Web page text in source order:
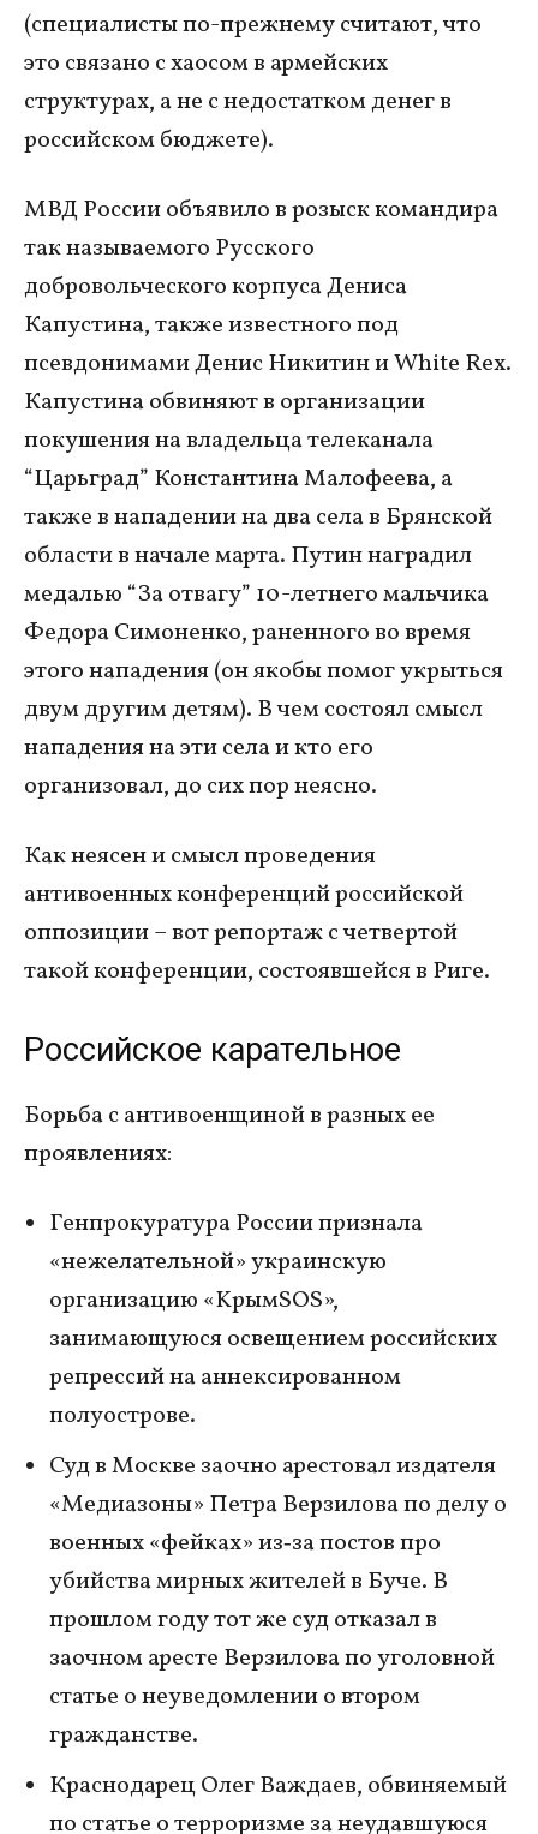
(специалисты по-прежнему считают, что
это связано с хаосом в армейских
структурах, а не с недостатком денег в
российском бюджете).
МВД России объявило в розыск командира
так называемого Русского
добровольческого корпуса Дениса
Капустина, также известного под
псевдонимами Денис Никитин и White Rex.
Капустина обвиняют в организации
покушения на владельца телеканала
“Царьград” Константина Малофеева, а
также в нападении на два села в Брянской
области в начале марта. Путин наградил
медалью “За отвагу” 10-летнего мальчика
Федора Симоненко, раненного во время
этого нападения (он якобы помог укрыться
двум другим детям). В чем состоял смысл
нападения на эти села и кто его
организовал, до сих пор неясно.
Как неясен и смысл проведения
антивоенных конференций российской
оппозиции – вот репортаж с четвертой
такой конференции, состоявшейся в Риге.
Российское карательное
Борьба с антивоенщиной в разных ее
проявлениях:
Генпрокуратура России признала
«нежелательной» украинскую
организацию «KpымSOS»,
занимающуюся освещением российских
репрессий на аннексированном
полуострове.
Суд в Москве заочно арестовал издателя
«Медиазоны» Петра Верзилова по делу о
военных «фейках» из‑за постов про
убийства мирных жителей в Буче. В
прошлом году тот же суд отказал в
заочном аресте Верзилова по уголовной
статье о неуведомлении о втором
гражданстве.
Краснодарец Олег Важдаев, обвиняемый
по статье о терроризме за неудавшуюся